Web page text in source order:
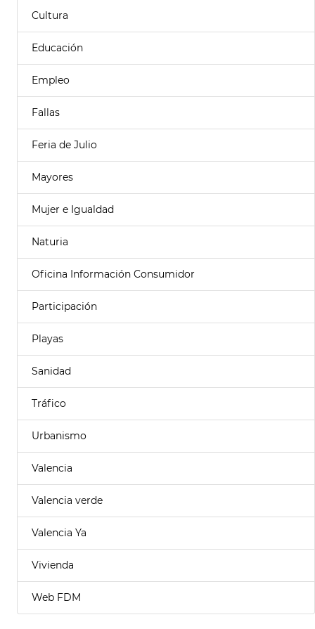
Cultura
Educación
Empleo
Fallas
Feria de Julio
Mayores
Mujer e Igualdad
Naturia
Oficina Información Consumidor
Participación
Playas
Sanidad
Tráfico
Urbanismo
Valencia
Valencia verde
Valencia Ya
Vivienda
Web FDM